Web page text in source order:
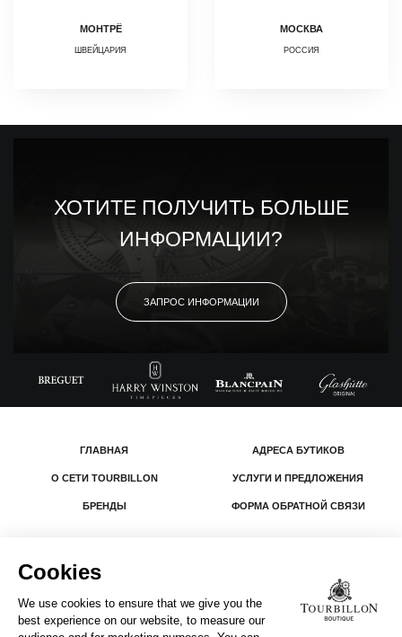
МОНТРЁ
ШВЕЙЦАРИЯ
МОСКВА
РОССИЯ
ХОТИТЕ ПОЛУЧИТЬ БОЛЬШЕ
ИНФОРМАЦИИ?
ЗАПРОС ИНФОРМАЦИИ
ГЛАВНАЯ
О СЕТИ TOURBILLON
БРЕНДЫ
АДРЕСА БУТИКОВ
УСЛУГИ И ПРЕДЛОЖЕНИЯ
ФОРМА ОБРАТНОЙ СВЯЗИ
Все права защищены.